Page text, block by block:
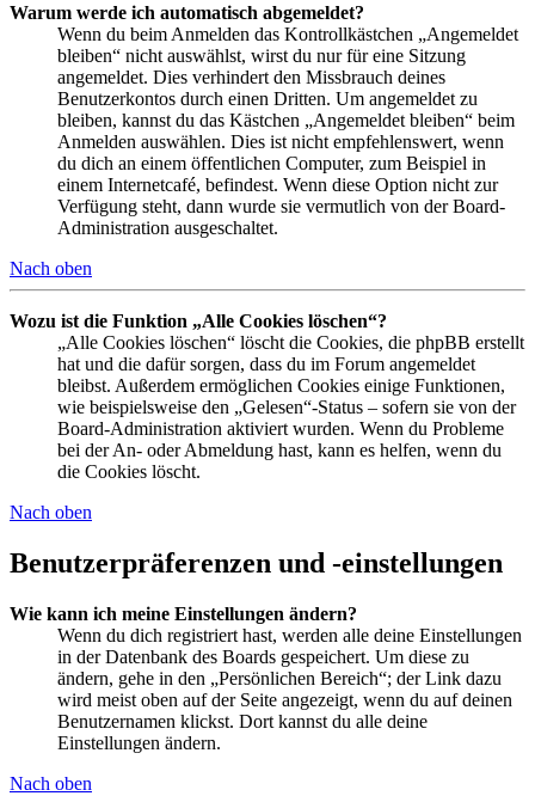
Warum werde ich automatisch abgemeldet?
Wenn du beim Anmelden das Kontrollkästchen „Angemeldet
bleiben“ nicht auswählst, wirst du nur für eine Sitzung
angemeldet. Dies verhindert den Missbrauch deines
Benutzerkontos durch einen Dritten. Um angemeldet zu
bleiben, kannst du das Kästchen „Angemeldet bleiben“ beim
Anmelden auswählen. Dies ist nicht empfehlenswert, wenn
du dich an einem öffentlichen Computer, zum Beispiel in
einem Internetcafé, befindest. Wenn diese Option nicht zur
Verfügung steht, dann wurde sie vermutlich von der Board-
Administration ausgeschaltet.
Nach oben
Wozu ist die Funktion „Alle Cookies löschen“?
„Alle Cookies löschen“ löscht die Cookies, die phpBB erstellt
hat und die dafür sorgen, dass du im Forum angemeldet
bleibst. Außerdem ermöglichen Cookies einige Funktionen,
wie beispielsweise den „Gelesen“-Status – sofern sie von der
Board-Administration aktiviert wurden. Wenn du Probleme
bei der An- oder Abmeldung hast, kann es helfen, wenn du
die Cookies löscht.
Nach oben
Benutzerpräferenzen und -einstellungen
Wie kann ich meine Einstellungen ändern?
Wenn du dich registriert hast, werden alle deine Einstellungen
in der Datenbank des Boards gespeichert. Um diese zu
ändern, gehe in den „Persönlichen Bereich“; der Link dazu
wird meist oben auf der Seite angezeigt, wenn du auf deinen
Benutzernamen klickst. Dort kannst du alle deine
Einstellungen ändern.
Nach oben